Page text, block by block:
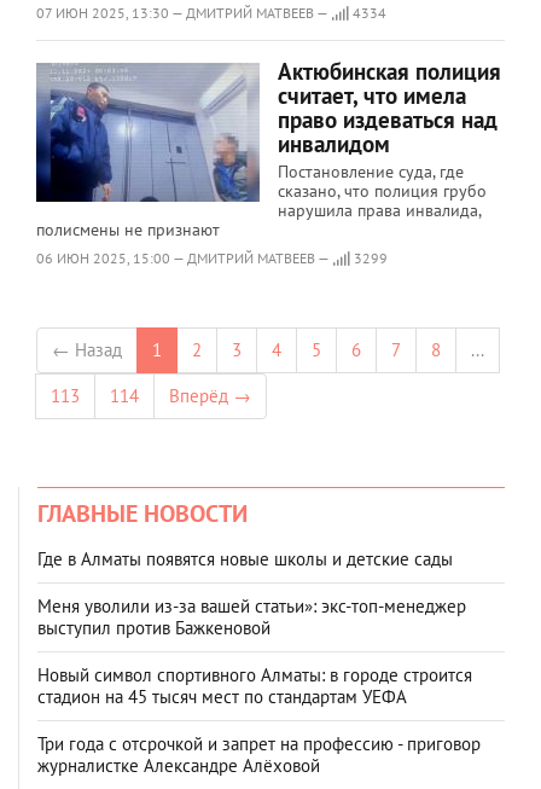
07 ИЮН 2025, 13:30 — ДМИТРИЙ МАТВЕЕВ — 4334
Актюбинская полиция
считает, что имела
право издеваться над
инвалидом
Постановление суда, где
сказано, что полиция грубо
нарушила права инвалида,
полисмены не признают
06 ИЮН 2025, 15:00 — ДМИТРИЙ МАТВЕЕВ — 3299
← Назад 1 2 3 4 5 6 7 8
...
113
114 Вперёд →
ГЛАВНЫЕ НОВОСТИ
Где в Алматы появятся новые школы и детские сады
Меня уволили из-за вашей статьи»: экс-топ-менеджер
выступил против Бажкеновой
Новый символ спортивного Алматы: в городе строится
стадион на 45 тысяч мест по стандартам УЕФА
Три года с отсрочкой и запрет на профессию - приговор
журналистке Александре Алёховой